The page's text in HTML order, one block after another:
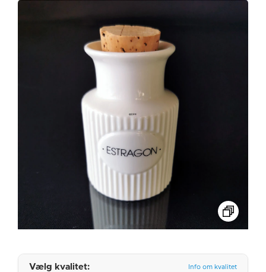
Vælg kvalitet: Info om kvalitet